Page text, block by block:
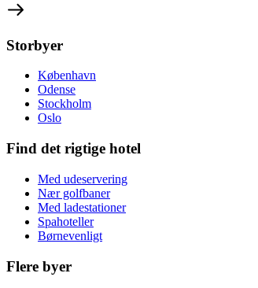
Storbyer
København
Odense
Stockholm
Oslo
Find det rigtige hotel
Med udeservering
Nær golfbaner
Med ladestationer
Spahoteller
Børnevenligt
Flere byer